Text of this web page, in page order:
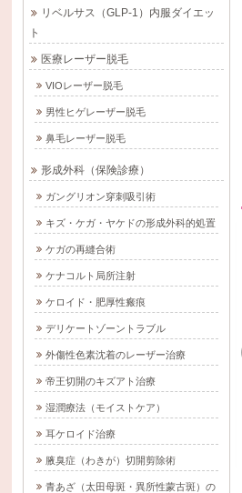
＆エク
やま形
ニッ
2026-03-06
収性ジェルの除去手術/
にしやま形成外科皮フ
科クリニック（名古屋
2021-08-24
リベルサス（GLP-1）内服ダイエッ
ト
医療レーザー脱毛
VIOレーザー脱毛
男性ヒゲレーザー脱毛
鼻毛レーザー脱毛
形成外科（保険診療）
ガングリオン穿刺吸引術
キズ・ケガ・ヤケドの形成外科的処置
ケガの再縫合術
ケナコルト局所注射
ケロイド・肥厚性瘢痕
デリケートゾーントラブル
外傷性色素沈着のレーザー治療
帝王切開のキズアト治療
湿潤療法（モイストケア）
耳ケロイド治療
腋臭症（わきが）切開剪除術
青あざ（太田母斑・異所性蒙古斑）の